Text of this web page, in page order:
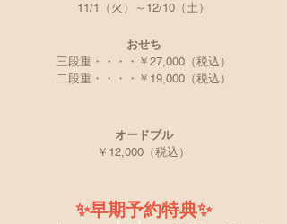
11/1（火）～12/10（土）
おせち
三段重・・・・￥27,000（税込）
二段重・・・・￥19,000（税込）
オードブル
￥12,000（税込）
✨早期予約特典✨